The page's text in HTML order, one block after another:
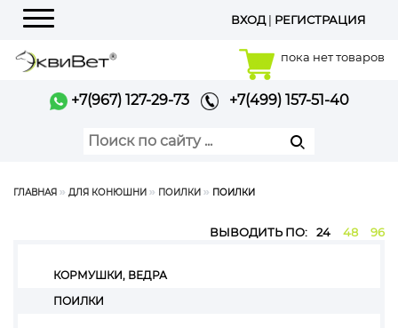
Меню
ВХОД| РЕГИСТРАЦИЯ
пока нет товаров
+7(967) 127-29-73 +7(499) 157-51-40
ГЛАВНАЯ ДЛЯ КОНЮШНИ ПОИЛКИ ПОИЛКИ
ВЫВОДИТЬ ПО: 24 48 96
КОРМУШКИ, ВЕДРА
ПОИЛКИ